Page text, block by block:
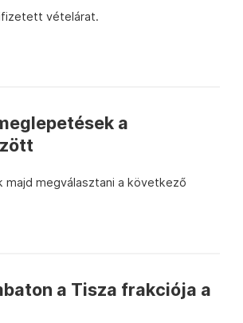
vételárat.
a
majd megválasztani a következő
a Tisza frakciója a